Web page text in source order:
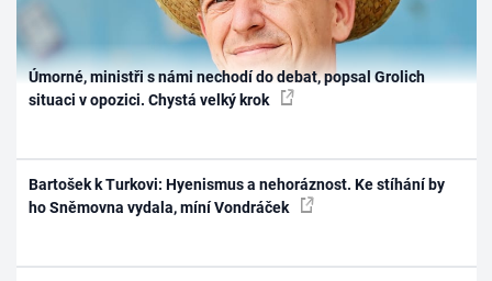
Úmorné, ministři s námi nechodí do debat, popsal Grolich
situaci v opozici. Chystá velký krok
Bartošek k Turkovi: Hyenismus a nehoráznost. Ke stíhání by
ho Sněmovna vydala, míní Vondráček